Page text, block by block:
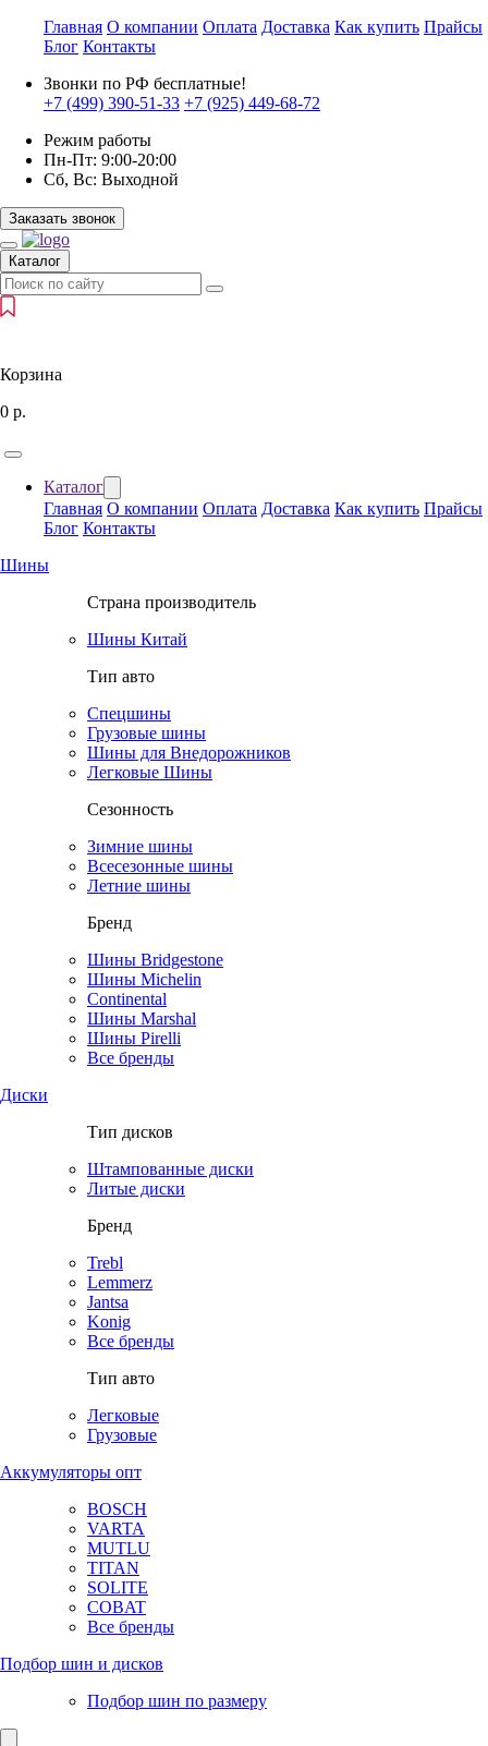
Главная О компании Оплата Доставка Как купить Прайсы
Блог Контакты
Звонки по РФ бесплатные!
+7 (499) 390-51-33 +7 (925) 449-68-72
Режим работы
Пн-Пт: 9:00-20:00
Сб, Вс: Выходной
Заказать звонок
Каталог
Корзина
0 р.
Каталог
Главная О компании Оплата Доставка Как купить Прайсы
Блог Контакты
Шины
Страна производитель
Шины Китай
Тип авто
Спецшины
Грузовые шины
Шины для Внедорожников
Легковые Шины
Сезонность
Зимние шины
Всесезонные шины
Летние шины
Бренд
Шины Bridgestone
Шины Michelin
Continental
Шины Marshal
Шины Pirelli
Все бренды
Диски
Тип дисков
Штампованные диски
Литые диски
Бренд
Trebl
Lemmerz
Jantsa
Konig
Все бренды
Тип авто
Легковые
Грузовые
Аккумуляторы опт
BOSCH
VARTA
MUTLU
TITAN
SOLITE
COBAT
Все бренды
Подбор шин и дисков
Подбор шин по размеру